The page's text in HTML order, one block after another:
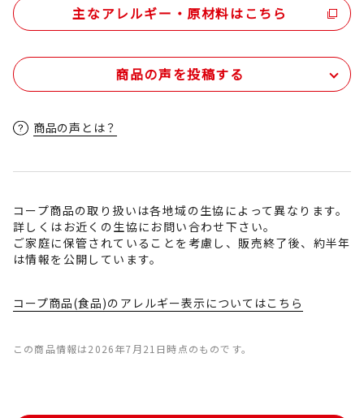
主なアレルギー・原材料はこちら
商品の声を投稿する
商品の声とは？
コープ商品の取り扱いは各地域の生協によって異なります。
詳しくはお近くの生協にお問い合わせ下さい。
ご家庭に保管されていることを考慮し、販売終了後、約半年
は情報を公開しています。
コープ商品(食品)のアレルギー表示についてはこちら
この商品情報は2026年7月21日時点のものです。